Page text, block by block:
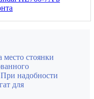
стоянки
надобности
для